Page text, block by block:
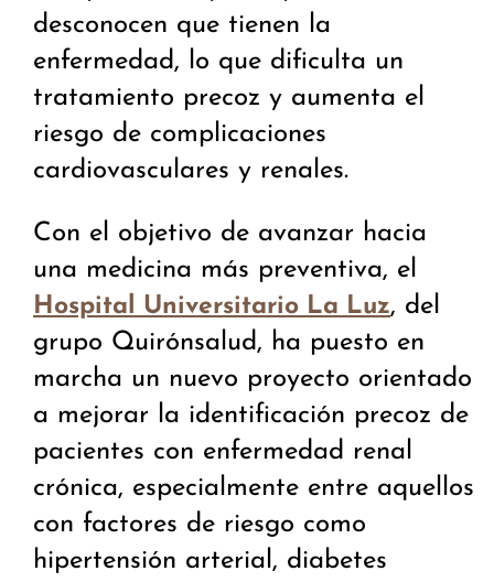
desconocen que tienen la
enfermedad, lo que dificulta un
tratamiento precoz y aumenta el
riesgo de complicaciones
cardiovasculares y renales.
Con el objetivo de avanzar hacia
una medicina más preventiva, el
Hospital Universitario La Luz, del
grupo Quirónsalud, ha puesto en
marcha un nuevo proyecto orientado
a mejorar la identificación precoz de
pacientes con enfermedad renal
crónica, especialmente entre aquellos
con factores de riesgo como
hipertensión arterial, diabetes